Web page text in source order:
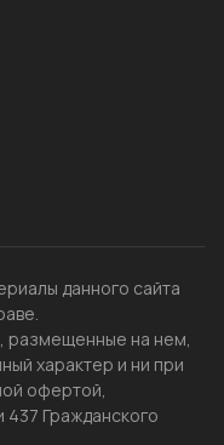
данного сайта
размещенные на нем,
характер и ни при
офертой,
Гражданского